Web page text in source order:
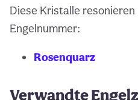
Diese Kristalle
Engelnummer:
Rosenquarz
Verwandte